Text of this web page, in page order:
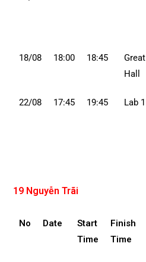
18/08 18:00 18:45
Great
Hall
22/08 17:45 19:45 Lab 1
19 Nguyễn Trãi
No Date
Start
Time
Finish
Time